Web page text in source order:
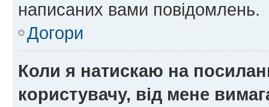
написаних вами повідомлень.
Догори
Коли я натискаю на
користувачу, від мене